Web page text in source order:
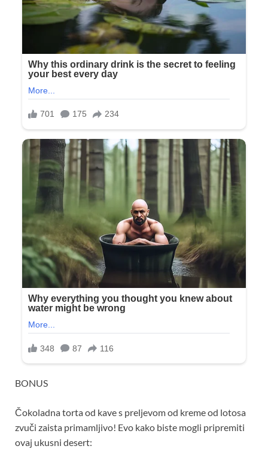
BONUS
Čokoladna torta od kave s preljevom od kreme od lotosa
zvuči zaista primamljivo! Evo kako biste mogli pripremiti
ovaj ukusni desert: